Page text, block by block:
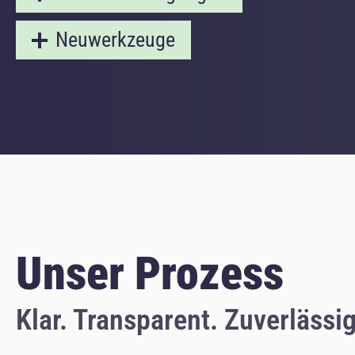
Neuwerkzeuge
Unser Prozess
Klar. Transparent.